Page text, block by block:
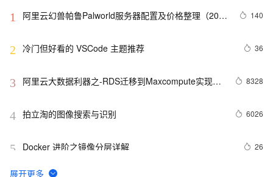
1
阿里云幻兽帕鲁Palworld服务器配置及价格整理（2024
140
2 冷门但好看的 VSCode 主题推荐 36
3
阿里云大数据利器之-RDS迁移到Maxcompute实现动
8328
4 拍立淘的图像搜索与识别 6026
5 Docker 进阶之镜像分层详解 26